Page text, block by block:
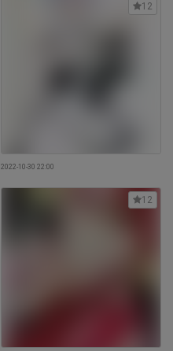
2022-10-30 22:00
12
12